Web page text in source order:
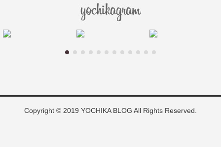
Copyright © 2019 YOCHIKA BLOG All Rights Reserved.